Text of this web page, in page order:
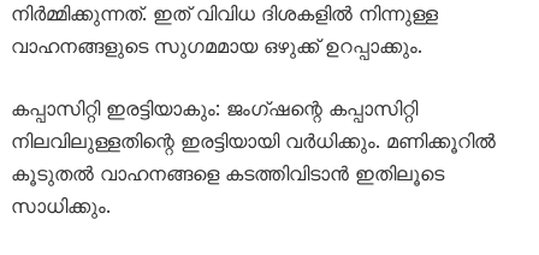
നിർമ്മിക്കുന്നത്. ഇത് വിവിധ ദിശകളിൽ നിന്നുള്ള
വാഹനങ്ങളുടെ സുഗമമായ ഒഴുക്ക് ഉറപ്പാക്കും.
കപ്പാസിറ്റി ഇരട്ടിയാകും: ജംഗ്ഷന്റെ കപ്പാസിറ്റി
നിലവിലുള്ളതിന്റെ ഇരട്ടിയായി വർധിക്കും. മണിക്കൂറിൽ
കൂടുതൽ വാഹനങ്ങളെ കടത്തിവിടാൻ ഇതിലൂടെ
സാധിക്കും.